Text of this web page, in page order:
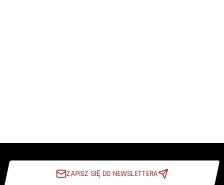
ZAPISZ SIĘ DO NEWSLETTERA